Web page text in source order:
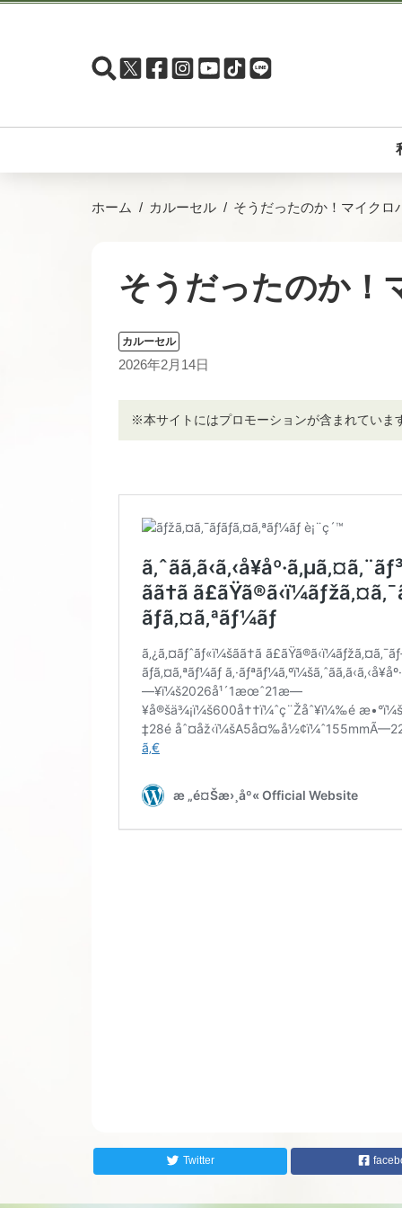
ホーム カルーセル そうだったのか！マイクロ
そうだったのか！
カルーセル
2026年2月14日
※本サイトにはプロモーションが含まれていま
Twitter